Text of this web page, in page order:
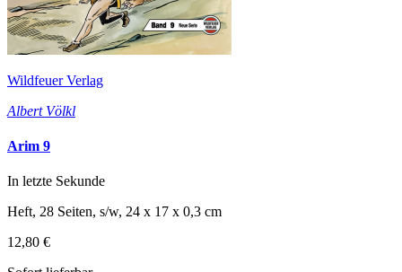
Wildfeuer Verlag
Albert Völkl
Arim 9
In letzte Sekunde
Heft, 28 Seiten, s/w, 24 x 17 x 0,3 cm
12,80 €